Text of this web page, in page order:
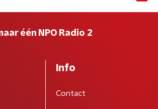
één NPO Radio 2
Info
Contact